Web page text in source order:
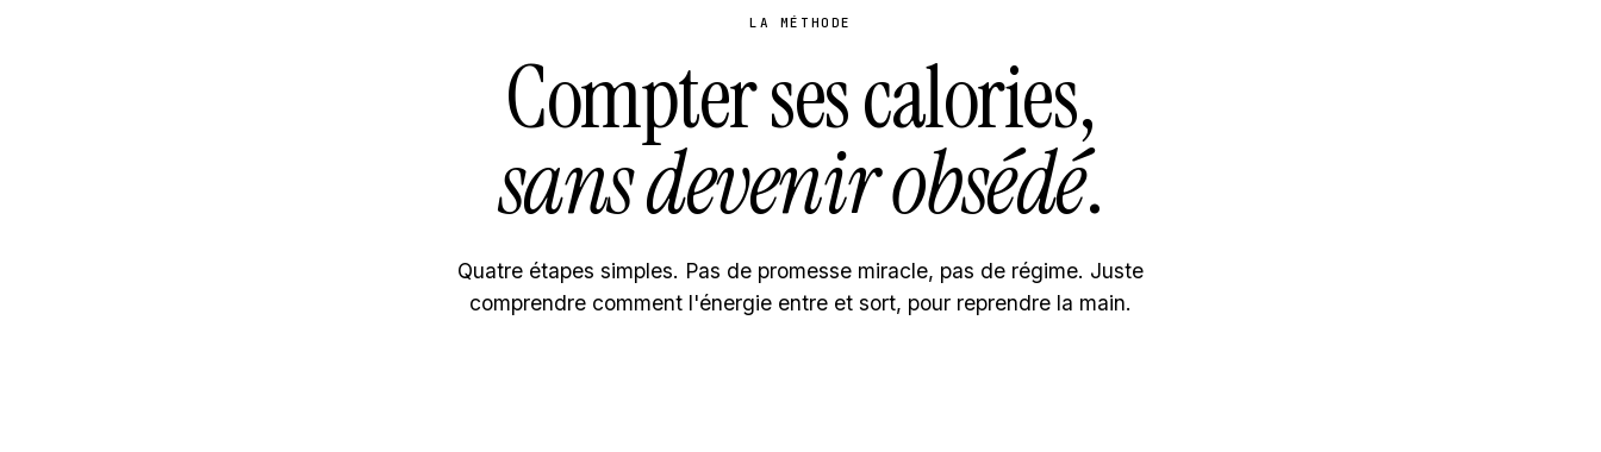
LA MÉTHODE
Compter ses calories,
sans devenir obsédé.
Quatre étapes simples. Pas de promesse miracle, pas de régime. Juste
comprendre comment l'énergie entre et sort, pour reprendre la main.